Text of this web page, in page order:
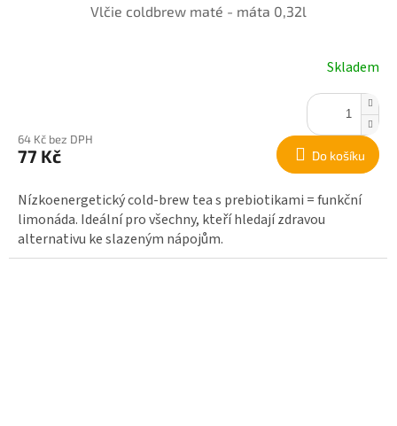
Vlčie coldbrew maté - máta 0,32l
Skladem
64 Kč bez DPH
77 Kč Do košíku
Nízkoenergetický cold-brew tea s prebiotikami = funkční
limonáda. Ideální pro všechny, kteří hledají zdravou
alternativu ke slazeným nápojům.